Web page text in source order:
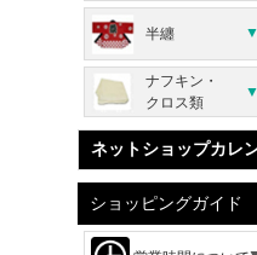
半纏
ナフキン・
クロス類
ネットショップカレ
ショッピングガイド